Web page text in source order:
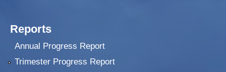
Reports
Annual Progress Report
Trimester Progress Report